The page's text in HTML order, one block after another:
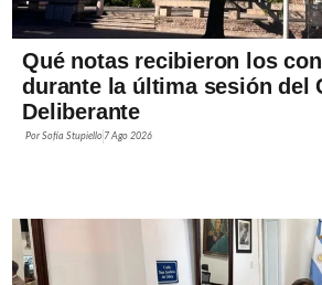
Qué notas recibieron los
durante la última sesión del
Deliberante
PorSofía Stupiello 7 Ago 2026